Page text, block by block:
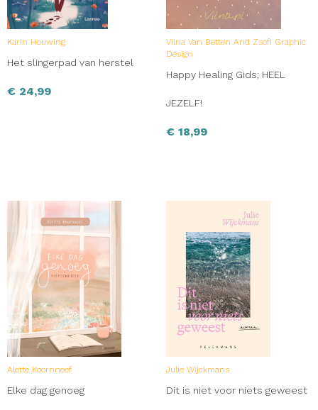
Karin Houwing
Het slingerpad van herstel
€ 24,99
Vilna Van Betten And Zsofi Graphic
Design
Happy Healing Gids; HEEL
JEZELF!
€ 18,99
Alette Koornneef
Elke dag genoeg
Julie Wijckmans
Dit is niet voor niets geweest